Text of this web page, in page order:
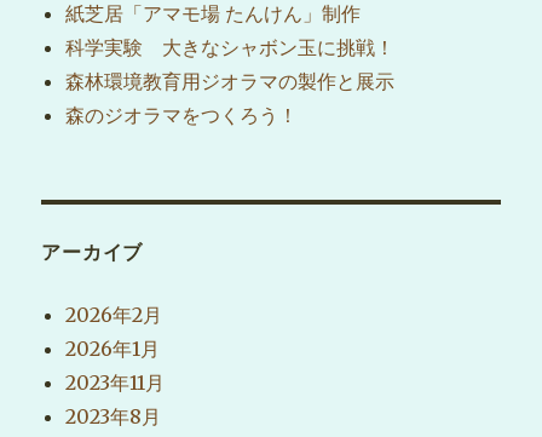
紙芝居「アマモ場 たんけん」制作
科学実験 大きなシャボン玉に挑戦！
森林環境教育用ジオラマの製作と展示
森のジオラマをつくろう！
アーカイブ
2026年2月
2026年1月
2023年11月
2023年8月